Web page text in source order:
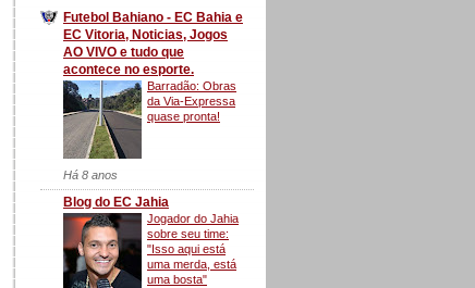
Futebol Bahiano - EC Bahia e
EC Vitoria, Noticias, Jogos
AO VIVO e tudo que
acontece no esporte.
Barradão: Obras
da Via-Expressa
quase pronta!
Há 8 anos
Blog do EC Jahia
Jogador do Jahia
sobre seu time:
"Isso aqui está
uma merda, está
uma bosta"